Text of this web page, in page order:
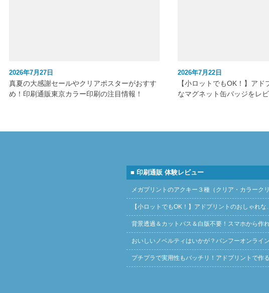
2026年7月27日
真夏の大感謝セールやクリアポスターがおすす
め！印刷通販東京カラー印刷の注目情報！
2026年7月22日
【小ロットでもOK！】ア
なマグネット缶バッジをレビ
■ 印刷通販 体験レビュー
メガプリントのアクキー３種（クリア・カラーク
【小ロットでもOK！】アドプリントのおしゃれ
背景透過＆カットパス＆白版不要！スマホから作
おいしいノベルティはいかが？バンフーオンライ
プチプラで実用性もバッチリ！アドプリントで作